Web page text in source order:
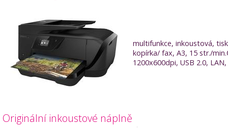
multifunkce, inkoustová,
kopírka/ fax, A3, 15 str./
1200x600dpi, USB 2.0, LAN,
Originální inkoustové náplně